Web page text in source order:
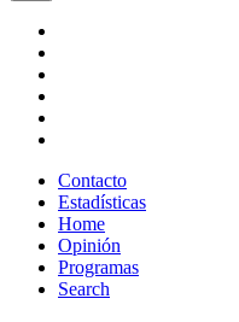
Contacto
Estadísticas
Home
Opinión
Programas
Search